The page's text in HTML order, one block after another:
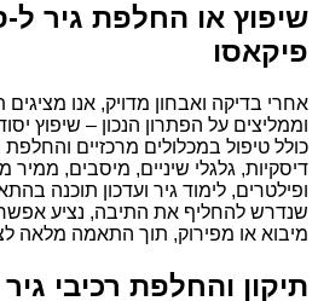
פיקאסו
אחרי בדיקה ואבחון מדויק, אנו
וממליצים על הפתרון הנכון – שיפוץ
כולל טיפול במכלולים מרכזיים והחלפת
דיסקיות, גלגלי שיניים, מיסבים, ממיר
ופילטרים, לימוד גיר ועדכון תוכנה
שנדרש להחליף את התיבה, נציע
מיבוא או מפירוק, תוך התאמה מלאה
תיקון והחלפת רכיבי גיר